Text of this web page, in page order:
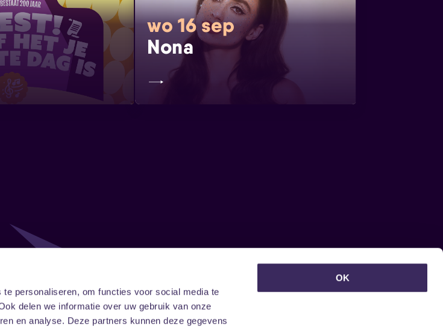
personaliseren, om functies voor social media te
delen we informatie over uw gebruik van onze
en analyse. Deze partners kunnen deze gegevens
OK
wo 16 sep
Nona
LinkedIn
Onze nieuwsbrief ontvangen?